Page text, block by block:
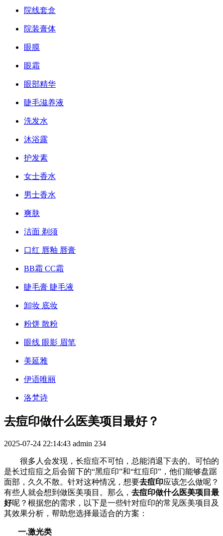
院线套盒
院装膏体
眼膜
眼霜
眼部精华
睫毛滋养液
洗发水
沐浴露
护发素
女士香水
男士香水
爽肤
洁面 剃须
口红 唇釉 唇膏
BB霜 CC霜
睫毛膏 睫毛液
卸妆 底妆
粉饼 散粉
眼线 眼影 眉笔
美延雅
伊语唯丽
洛梵诗
去痘印做什么医美项目最好？
2025-07-24 22:14:43 admin 234
很多人会发现，长痘痘不可怕，总能消退下去的。可怕的
是长过痘痘之后会留下的“黑痘印”和“红痘印”，他们能够盘踞
面部，久久不散。针对这种情况，想要去痘印应该怎么做呢？
有些人就会想到做医美项目。那么， 去痘印做什么医美项目最
好呢？根据您的需求，以下是一些针对痘印的常见医美项目及
其效果分析，帮助您选择最适合的方案：
一.激光类